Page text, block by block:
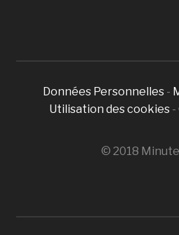
Données Personnelles -
Utilisation des cookies -
© 2018